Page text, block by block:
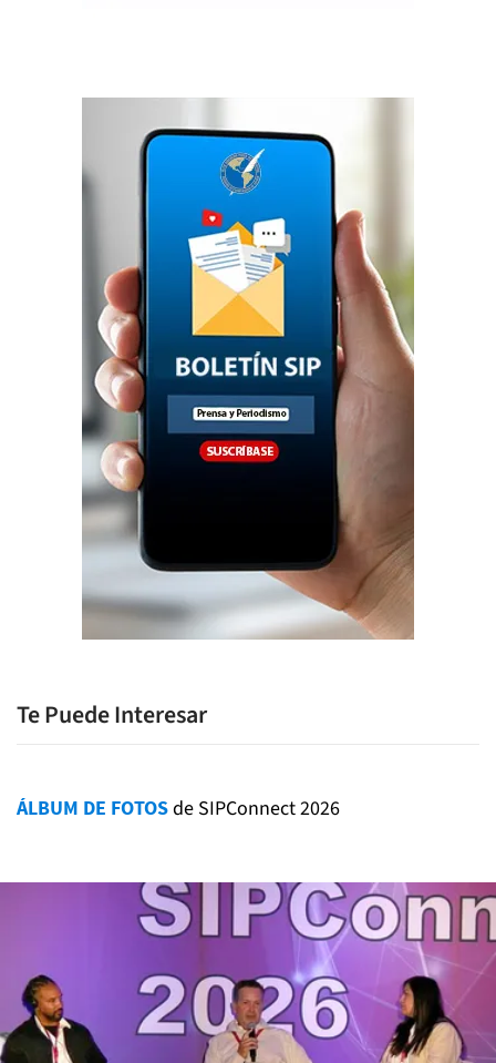
Te Puede Interesar
ÁLBUM DE FOTOSde SIPConnect 2026